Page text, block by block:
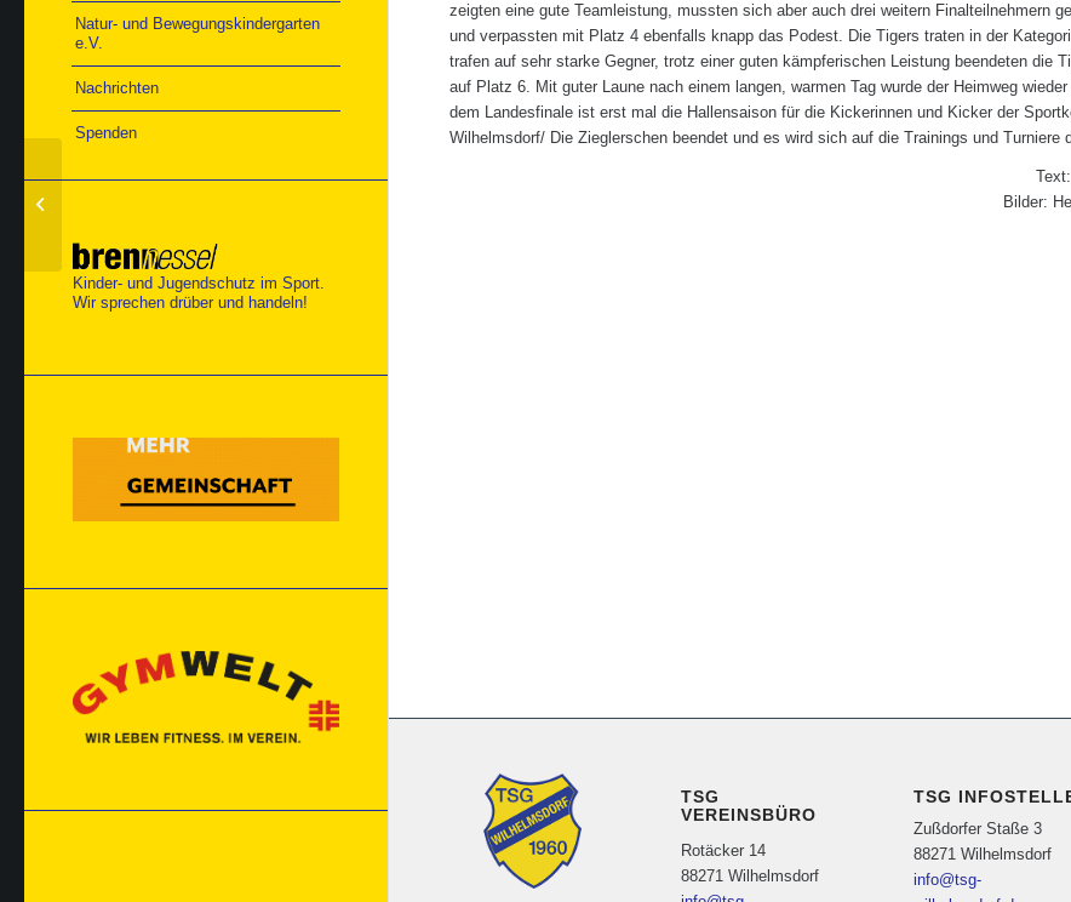
Natur- und Bewegungskindergarten
e.V.
Nachrichten
Spenden
Kinder- und Jugendschutz im Sport.
Wir sprechen drüber und handeln!
zeigten eine gute Teamleistung, mussten sich aber auch drei weitern Finalteilnehmern
und verpassten mit Platz 4 ebenfalls knapp das Podest. Die Tigers traten in der
trafen auf sehr starke Gegner, trotz einer guten kämpferischen Leistung beendeten die
auf Platz 6. Mit guter Laune nach einem langen, warmen Tag wurde der Heimweg
dem Landesfinale ist erst mal die Hallensaison für die Kickerinnen und Kicker der
Wilhelmsdorf/ Die Zieglerschen beendet und es wird sich auf die Trainings und Turniere
Bilder:
TSG
VEREINSBÜRO
Rotäcker 14
88271 Wilhelmsdorf
TSG
Zußdorfer Staße 3
88271 Wilhelmsdorf
info@tsg-